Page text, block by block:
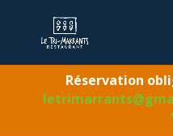
Réservation